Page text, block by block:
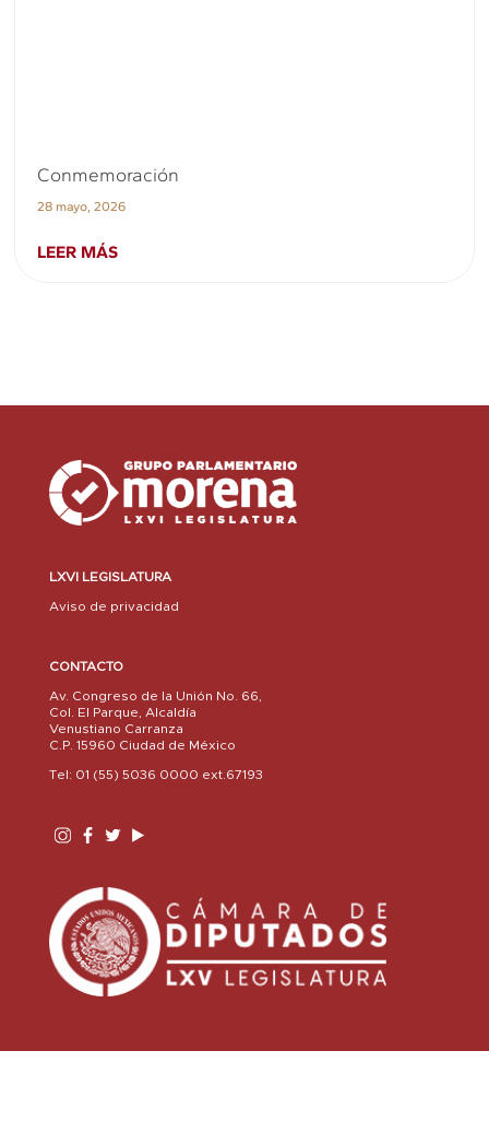
Conmemoración
28 mayo, 2026
LEER MÁS
LXVI LEGISLATURA
Aviso de privacidad
CONTACTO
Av. Congreso de la Unión No. 66,
Col. El Parque, Alcaldía
Venustiano Carranza
C.P. 15960 Ciudad de México
Tel: 01 (55) 5036 0000 ext.67193